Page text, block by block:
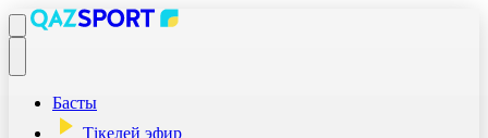
Басты
Тікелей эфир